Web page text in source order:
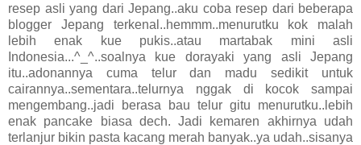
resep asli yang dari Jepang..aku coba resep dari beberapa
blogger Jepang terkenal..hemmm..menurutku kok malah
lebih enak kue pukis..atau martabak mini asli
Indonesia...^_^..soalnya kue dorayaki yang asli Jepang
itu..adonannya cuma telur dan madu sedikit untuk
cairannya..sementara..telurnya nggak di kocok sampai
mengembang..jadi berasa bau telur gitu menurutku..lebih
enak pancake biasa dech. Jadi kemaren akhirnya udah
terlanjur bikin pasta kacang merah banyak..ya udah..sisanya